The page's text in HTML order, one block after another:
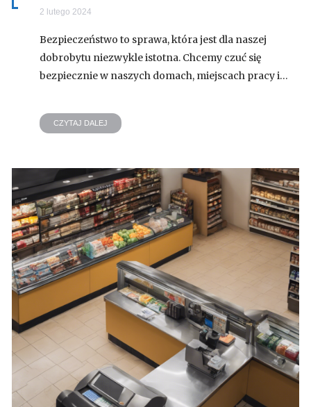
2 lutego 2024
Bezpieczeństwo to sprawa, która jest dla naszej
dobrobytu niezwykle istotna. Chcemy czuć się
bezpiecznie w naszych domach, miejscach pracy i…
CZYTAJ DALEJ